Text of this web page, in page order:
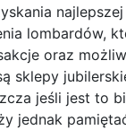
lombardów,
oraz
sklepy
jeśli jest to
jednak